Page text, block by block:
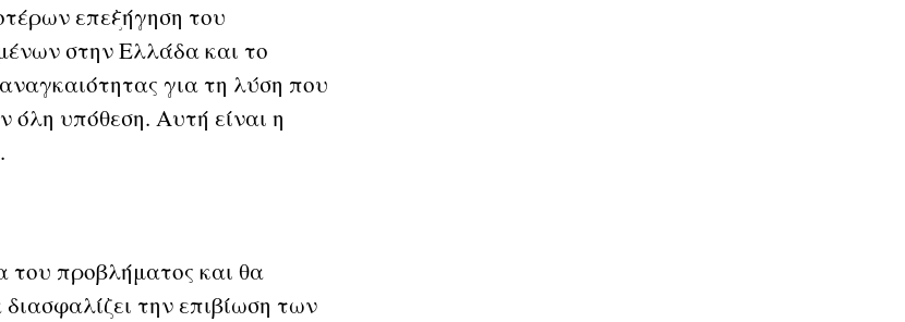
επεξήγηση του
στην Ελλάδα και το
για τη λύση που
όλη υπόθεση. Αυτή είναι η
του προβλήματος και θα
την επιβίωση των